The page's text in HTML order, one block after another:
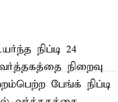
நிப்டி 24
நிறைவு
பேங்க் நிப்டி